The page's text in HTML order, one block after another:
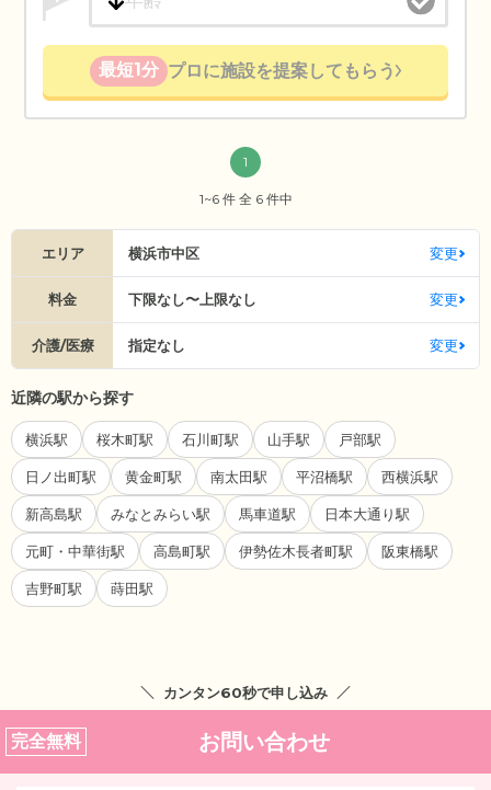
最短1分 プロに施設を提案してもらう
1
1~6 件 全 6 件中
エリア 横浜市中区 変更
料金 下限なし〜上限なし 変更
介護/医療 指定なし 変更
近隣の駅から探す
横浜駅 桜木町駅 石川町駅 山手駅 戸部駅
日ノ出町駅 黄金町駅 南太田駅 平沼橋駅 西横浜駅
新高島駅 みなとみらい駅 馬車道駅 日本大通り駅
元町・中華街駅 高島町駅 伊勢佐木長者町駅 阪東橋駅
吉野町駅 蒔田駅
カンタン60秒で申し込み
完全無料 お問い合わせ